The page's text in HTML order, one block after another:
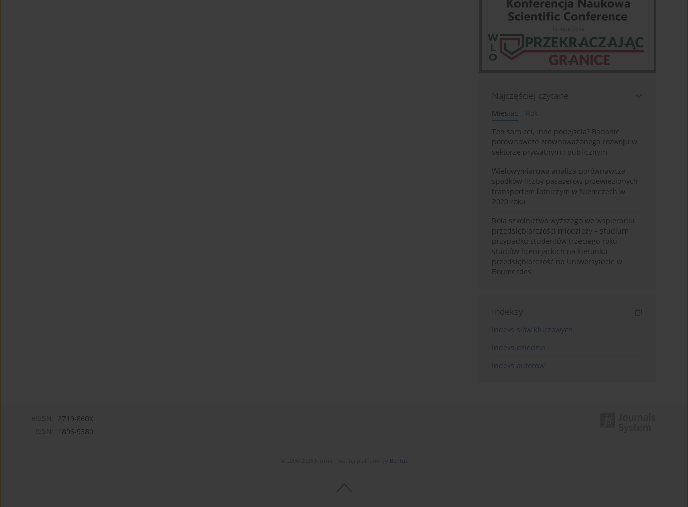
Najczęściej czytane
Miesiąc
Rok
Ten sam cel, inne podejścia? Badanie
porównawcze zrównoważonego rozwoju w
sektorze prywatnym i publicznym
Wielowymiarowa analiza porównawcza
spadków liczby pasażerów przewiezionych
transportem lotniczym w Niemczech w
2020 roku
Rola szkolnictwa wyższego we wspieraniu
przedsiębiorczości młodzieży – studium
przypadku studentów trzeciego roku
studiów licencjackich na kierunku
przedsiębiorczość na Uniwersytecie w
Boumerdes
Indeksy
Indeks słów kluczowych
Indeks dziedzin
Indeks autorów
2719-860X
1896-9380
Bentus